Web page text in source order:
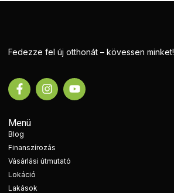
Fedezze fel új otthonát – kövessen minket!
Menü
Blog
Finanszírozás
Vásárlási útmutató
Lokáció
Lakások